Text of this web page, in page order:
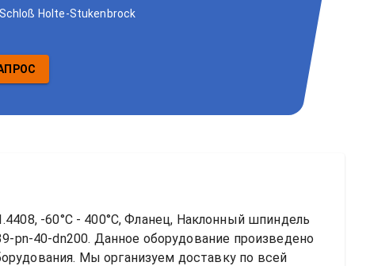
Holte-Stukenbrock
-60°C - 400°C, Фланец, Наклонный шпиндель
pn-40-dn200. Данное оборудование произведено
Мы организуем доставку по всей